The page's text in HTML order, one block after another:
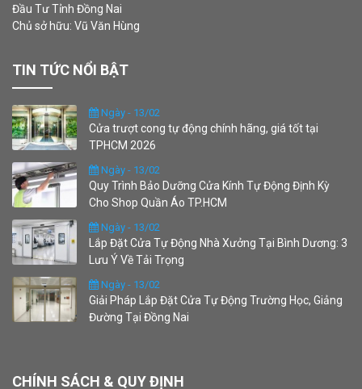
Đầu Tư Tỉnh Đồng Nai
Chủ sở hữu: Vũ Văn Hùng
TIN TỨC NỔI BẬT
Ngày - 13/02
Cửa trượt cong tự động chính hãng, giá tốt tại
TPHCM 2026
Ngày - 13/02
Quy Trình Bảo Dưỡng Cửa Kính Tự Động Định Kỳ
Cho Shop Quần Áo TP.HCM
Ngày - 13/02
Lắp Đặt Cửa Tự Động Nhà Xưởng Tại Bình Dương: 3
Lưu Ý Về Tải Trọng
Ngày - 13/02
Giải Pháp Lắp Đặt Cửa Tự Động Trường Học, Giảng
Đường Tại Đồng Nai
CHÍNH SÁCH & QUY ĐỊNH